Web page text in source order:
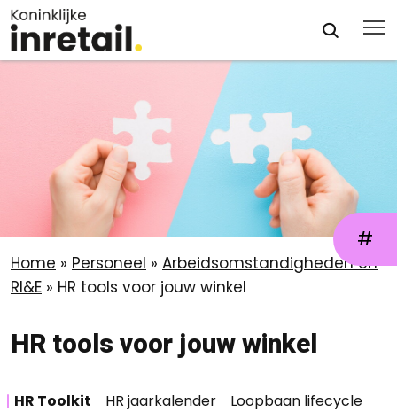
Home » Personeel » Arbeidsomstandigheden en
RI&E » HR tools voor jouw winkel
HR tools voor jouw winkel
HR Toolkit HR jaarkalender Loopbaan lifecycle
#